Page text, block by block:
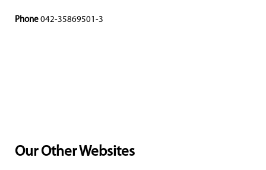
Phone 042-35869501-3
Our Other Websites